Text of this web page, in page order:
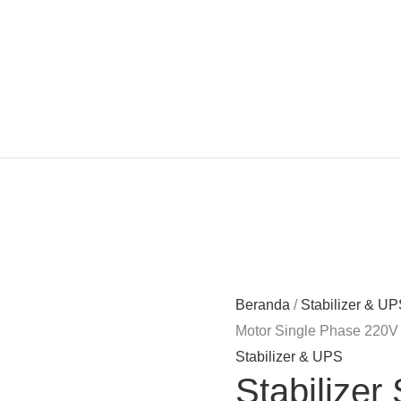
Beranda / Stabilizer &
Motor Single Phase 220V
Stabilizer & UPS
Stabilizer